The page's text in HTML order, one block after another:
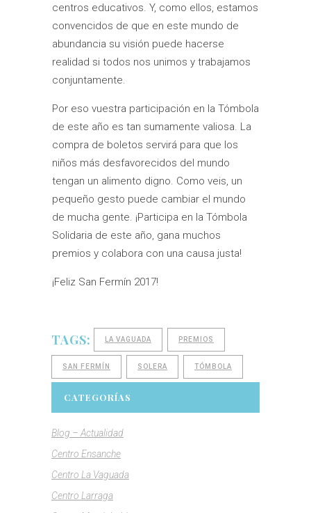
centros educativos. Y, como ellos, estamos
convencidos de que en este mundo de
abundancia su visión puede hacerse
realidad si todos nos unimos y trabajamos
conjuntamente.
Por eso vuestra participación en la Tómbola
de este año es tan sumamente valiosa. La
compra de boletos servirá para que los
niños más desfavorecidos del mundo
tengan un alimento digno. Como veis, un
pequeño gesto puede cambiar el mundo
de mucha gente. ¡Participa en la Tómbola
Solidaria de este año, gana muchos
premios y colabora con una causa justa!
¡Feliz San Fermín 2017!
TAGS: LA VAGUADA PREMIOS
SAN FERMÍN SOLERA TÓMBOLA
CATEGORÍAS
Blog – Actualidad
Centro Ensanche
Centro La Vaguada
Centro Larraga